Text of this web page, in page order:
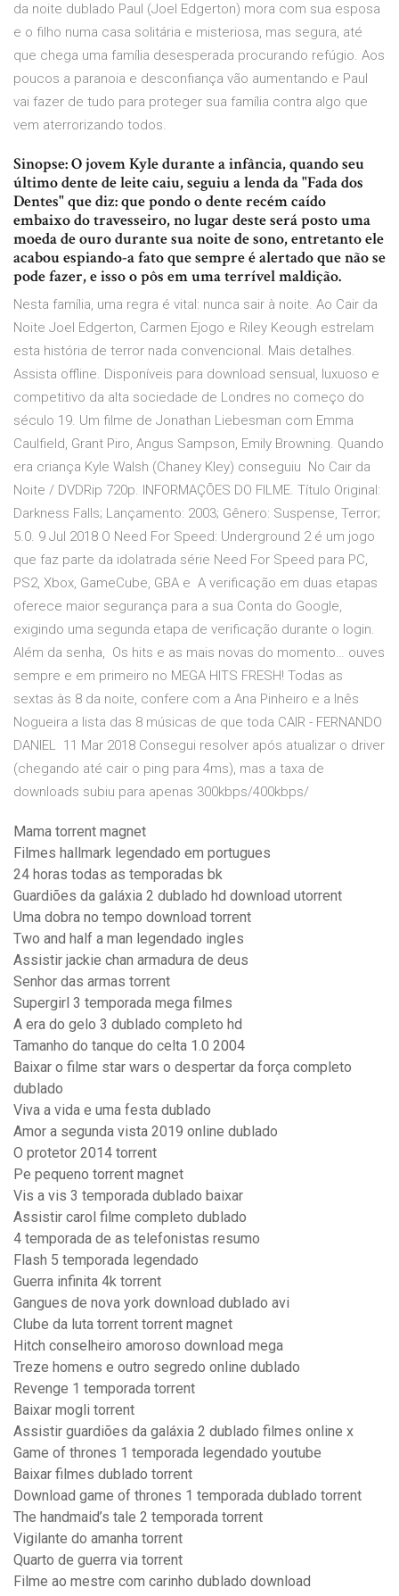
da noite dublado Paul (Joel Edgerton) mora com sua esposa
e o filho numa casa solitária e misteriosa, mas segura, até
que chega uma família desesperada procurando refúgio. Aos
poucos a paranoia e desconfiança vão aumentando e Paul
vai fazer de tudo para proteger sua família contra algo que
vem aterrorizando todos.
Sinopse: O jovem Kyle durante a infância, quando seu
último dente de leite caiu, seguiu a lenda da "Fada dos
Dentes" que diz: que pondo o dente recém caído
embaixo do travesseiro, no lugar deste será posto uma
moeda de ouro durante sua noite de sono, entretanto ele
acabou espiando-a fato que sempre é alertado que não se
pode fazer, e isso o pôs em uma terrível maldição.
Nesta família, uma regra é vital: nunca sair à noite. Ao Cair da
Noite Joel Edgerton, Carmen Ejogo e Riley Keough estrelam
esta história de terror nada convencional. Mais detalhes.
Assista offline. Disponíveis para download sensual, luxuoso e
competitivo da alta sociedade de Londres no começo do
século 19. Um filme de Jonathan Liebesman com Emma
Caulfield, Grant Piro, Angus Sampson, Emily Browning. Quando
era criança Kyle Walsh (Chaney Kley) conseguiu No Cair da
Noite / DVDRip 720p. INFORMAÇÕES DO FILME. Título Original:
Darkness Falls; Lançamento: 2003; Gênero: Suspense, Terror;
5.0. 9 Jul 2018 O Need For Speed: Underground 2 é um jogo
que faz parte da idolatrada série Need For Speed para PC,
PS2, Xbox, GameCube, GBA e A verificação em duas etapas
oferece maior segurança para a sua Conta do Google,
exigindo uma segunda etapa de verificação durante o login.
Além da senha, Os hits e as mais novas do momento… ouves
sempre e em primeiro no MEGA HITS FRESH! Todas as
sextas às 8 da noite, confere com a Ana Pinheiro e a Inês
Nogueira a lista das 8 músicas de que toda CAIR - FERNANDO
DANIEL 11 Mar 2018 Consegui resolver após atualizar o driver
(chegando até cair o ping para 4ms), mas a taxa de
downloads subiu para apenas 300kbps/400kbps/
Mama torrent magnet
Filmes hallmark legendado em portugues
24 horas todas as temporadas bk
Guardiões da galáxia 2 dublado hd download utorrent
Uma dobra no tempo download torrent
Two and half a man legendado ingles
Assistir jackie chan armadura de deus
Senhor das armas torrent
Supergirl 3 temporada mega filmes
A era do gelo 3 dublado completo hd
Tamanho do tanque do celta 1.0 2004
Baixar o filme star wars o despertar da força completo
dublado
Viva a vida e uma festa dublado
Amor a segunda vista 2019 online dublado
O protetor 2014 torrent
Pe pequeno torrent magnet
Vis a vis 3 temporada dublado baixar
Assistir carol filme completo dublado
4 temporada de as telefonistas resumo
Flash 5 temporada legendado
Guerra infinita 4k torrent
Gangues de nova york download dublado avi
Clube da luta torrent torrent magnet
Hitch conselheiro amoroso download mega
Treze homens e outro segredo online dublado
Revenge 1 temporada torrent
Baixar mogli torrent
Assistir guardiões da galáxia 2 dublado filmes online x
Game of thrones 1 temporada legendado youtube
Baixar filmes dublado torrent
Download game of thrones 1 temporada dublado torrent
The handmaid’s tale 2 temporada torrent
Vigilante do amanha torrent
Quarto de guerra via torrent
Filme ao mestre com carinho dublado download